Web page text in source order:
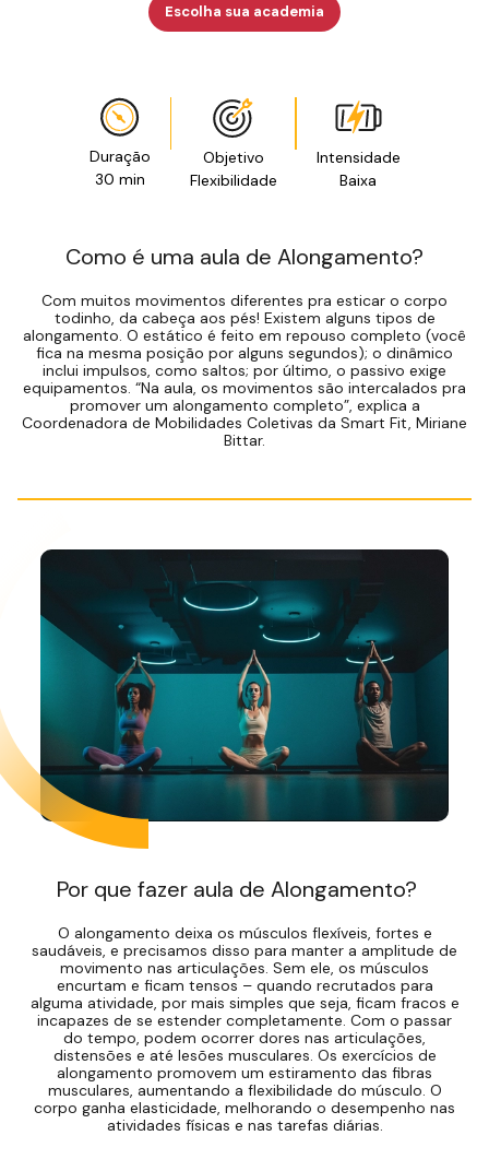
Escolha sua academia
Duração
30 min
Objetivo
Flexibilidade
Intensidade
Baixa
Como é uma aula de Alongamento?
Com muitos movimentos diferentes pra esticar o corpo
todinho, da cabeça aos pés! Existem alguns tipos de
alongamento. O estático é feito em repouso completo (você
fica na mesma posição por alguns segundos); o dinâmico
inclui impulsos, como saltos; por último, o passivo exige
equipamentos. “Na aula, os movimentos são intercalados pra
promover um alongamento completo”, explica a
Coordenadora de Mobilidades Coletivas da Smart Fit, Miriane
Bittar.
Por que fazer aula de Alongamento?
O alongamento deixa os músculos flexíveis, fortes e
saudáveis, e precisamos disso para manter a amplitude de
movimento nas articulações. Sem ele, os músculos
encurtam e ficam tensos – quando recrutados para
alguma atividade, por mais simples que seja, ficam fracos e
incapazes de se estender completamente. Com o passar
do tempo, podem ocorrer dores nas articulações,
distensões e até lesões musculares. Os exercícios de
alongamento promovem um estiramento das fibras
musculares, aumentando a flexibilidade do músculo. O
corpo ganha elasticidade, melhorando o desempenho nas
atividades físicas e nas tarefas diárias.